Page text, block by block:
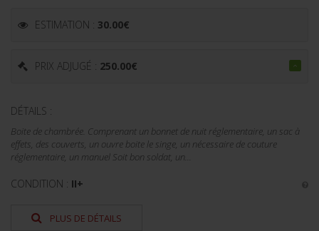
ESTIMATION : 30.00€
PRIX ADJUGÉ : 250.00€
DÉTAILS :
Boite de chambrée. Comprenant un bonnet de nuit réglementaire, un sac à
effets, des couverts, un ouvre boite le singe, un nécessaire de couture
réglementaire, un manuel Soit bon soldat, un...
CONDITION : II+
PLUS DE DÉTAILS